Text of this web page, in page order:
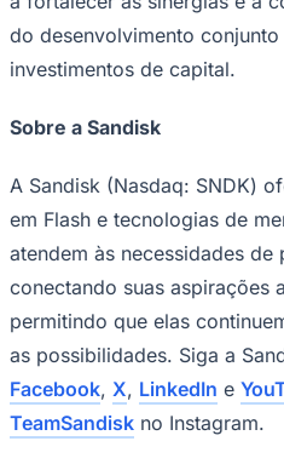
investimentos de capital.
Sobre a Sandisk
A Sandisk (Nasdaq: SNDK)
atendem às necessidades de
conectando suas aspirações
permitindo que elas
as possibilidades. Siga a
Facebook, X,LinkedIne
TeamSandiskno Instagram.
© Sandisk Corporation 2026